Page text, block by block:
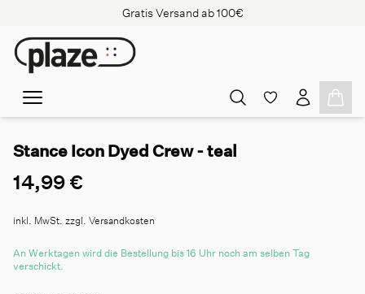
Gratis Versand ab 100€
Stance Icon Dyed Crew - teal
14,99 €
inkl. MwSt. zzgl. Versandkosten
An Werktagen wird die Bestellung bis 16 Uhr noch am selben Tag
verschickt.